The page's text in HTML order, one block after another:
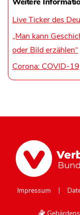
Live Ticker des
„Man kann
oder Bild erzählen“
Corona: COVID-
Impressum